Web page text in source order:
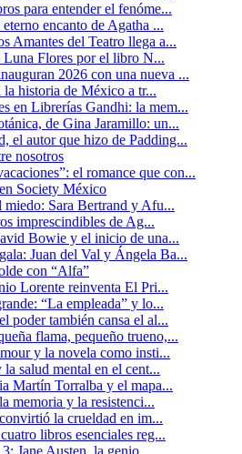
para entender el fenóme...
encanto de Agatha ...
Amantes del Teatro llega a...
Luna Flores por el libro N...
2026 con una nueva ...
historia de México a tr...
en Librerías Gandhi: la mem...
de Gina Jaramillo: un...
el autor que hizo de Padding...
nosotros
el romance que con...
Society México
Sara Bertrand y Afu...
imprescindibles de Ag...
Bowie y el inicio de una...
Juan del Val y Ángela Ba...
con “Alfa”
Lorente reinventa El Pri...
“La empleada” y lo...
poder también cansa el al...
flama, pequeño trueno,...
y la novela como insti...
salud mental en el cent...
Martín Torralba y el mapa...
memoria y la resistenci...
la crueldad en im...
libros esenciales reg...
Jane Austen, la genio